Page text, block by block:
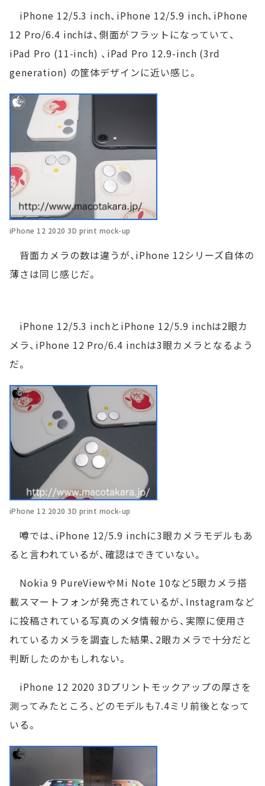
iPhone 12/5.3 inch、iPhone 12/5.9 inch、iPhone
12 Pro/6.4 inchは、側面がフラットになっていて、
iPad Pro (11-inch) 、iPad Pro 12.9-inch (3rd
generation) の筐体デザインに近い感じ。
iPhone 12 2020 3D print mock-up
背面カメラの数は違うが、iPhone 12シリーズ自体の
薄さは同じ感じだ。
iPhone 12/5.3 inchとiPhone 12/5.9 inchは2眼カ
メラ、iPhone 12 Pro/6.4 inchは3眼カメラとなるよう
だ。
iPhone 12 2020 3D print mock-up
噂では、iPhone 12/5.9 inchに3眼カメラモデルもあ
ると言われているが、確認はできていない。
Nokia 9 PureViewやMi Note 10など5眼カメラ搭
載スマートフォンが発売されているが、Instagramなど
に投稿されている写真のメタ情報から、実際に使用さ
れているカメラを調査した結果、2眼カメラで十分だと
判断したのかもしれない。
iPhone 12 2020 3Dプリントモックアップの厚さを
測ってみたところ、どのモデルも7.4ミリ前後となって
いる。